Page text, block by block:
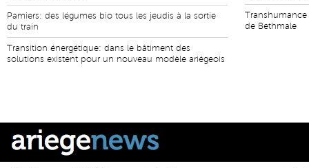
Pamiers: des légumes bio tous les jeudis à la sortie
du train
Transition énergétique: dans le bâtiment des
solutions existent pour un nouveau modèle ariégeois
Transhumance
de Bethmale